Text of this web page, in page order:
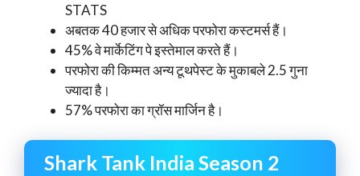
STATS
अबतक 40 हजार से अधिक परफोरा कस्टमर्स हैं।
45% वे मार्केटिंग पे इस्तेमाल करते हैं।
परफोरा की किम्मत अन्य टूथपेस्ट के मुकाबले 2.5 गुना
ज्यादा है।
57% परफोरा का ग्रॉस मार्जिन है।
Shark Tank India Season 2